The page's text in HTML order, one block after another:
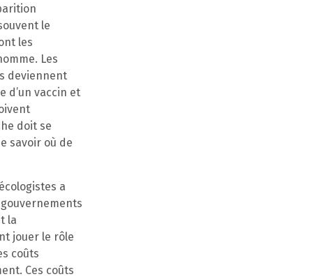
le
les
Les
deviennent
d’un vaccin et
doit se
savoir où de
a
la
jouer le rôle
coûts
Ces coûts